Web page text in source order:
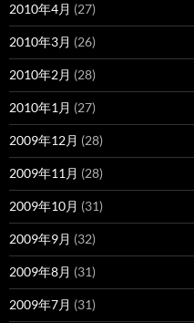
2010年4月 (27)
2010年3月 (26)
2010年2月 (28)
2010年1月 (27)
2009年12月 (28)
2009年11月 (28)
2009年10月 (31)
2009年9月 (32)
2009年8月 (31)
2009年7月 (31)